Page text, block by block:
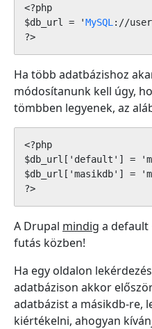
<?php
$db_url = 'MySQL ://
?>
Ha több adatbázishoz
módosítanunk kell úgy,
tömbben legyenek, az
<?php
$db_url['default'] =
$db_url['masikdb'] =
?>
A Drupal mindig a default
futás közben!
Ha egy oldalon
adatbázison akkor
adatbázist a másikdb-re,
kiértékelni, ahogyan